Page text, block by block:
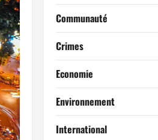
Communauté
Crimes
Economie
Environnement
International